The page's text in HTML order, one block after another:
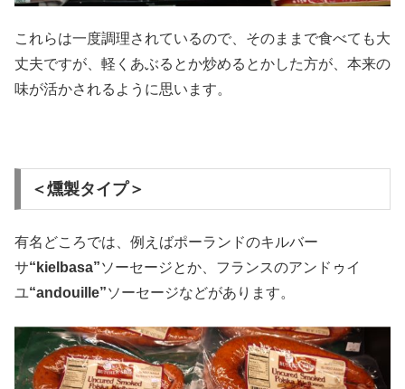
これらは一度調理されているので、そのままで食べても大
丈夫ですが、軽くあぶるとか炒めるとかした方が、本来の
味が活かされるように思います。
＜燻製タイプ＞
有名どころでは、例えばポーランドのキルバー
サ“kielbasa”ソーセージとか、フランスのアンドゥイ
ユ“andouille”ソーセージなどがあります。